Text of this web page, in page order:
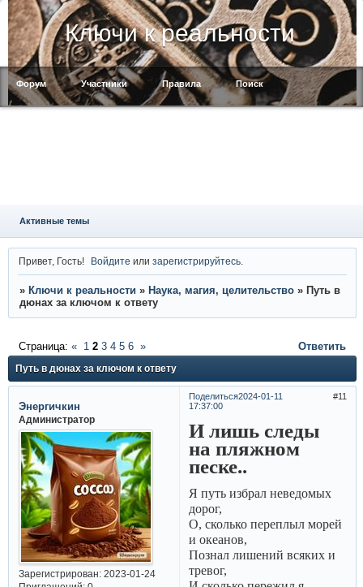
Ключи к реальности
Форум Участники Правила Поиск
Активные темы
Привет, Гость! Войдите илизарегистрируйтесь
» Ключи к реальности » Наука, магия, целительство » Путь в
дюнах за ключом к ответу
Путь в дюнах за ключом к ответу
Страница: « 1 2 3 4 5 6 » Ответить
Поделиться 11
2024-01-11
17:37:00
Энергичкин
Администратор
Зарегистрирован: 2023-01-24
И лишь следы
на пляжном
песке..
Я путь избрал неведомых
дорог,
О, сколько переплыл морей
и океанов,
Познал лишений всяких и
тревог,